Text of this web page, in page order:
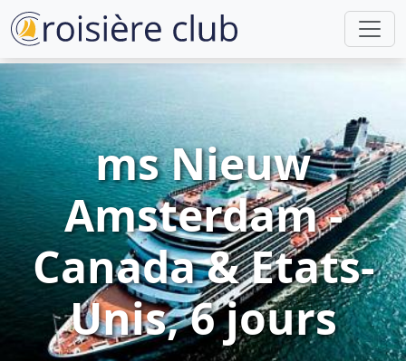
ms Nieuw
Amsterdam -
Canada & Etats-
Unis, 6 jours